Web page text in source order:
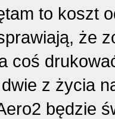
to koszt
że
coś
z życia
będzie